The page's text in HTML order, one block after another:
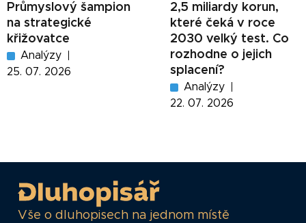
Průmyslový šampion
na strategické
křižovatce
Analýzy
25. 07. 2026
2,5 miliardy korun,
které čeká v roce
2030 velký test. Co
rozhodne o jejich
splacení?
Analýzy
22. 07. 2026
Vše o dluhopisech na jednom místě